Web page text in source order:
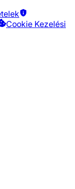
Cookie Kezelési